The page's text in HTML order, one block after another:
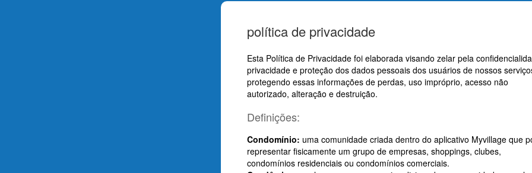
política de privacidade
Esta Política de Privacidade foi elaborada visando zelar pela
privacidade e proteção dos dados pessoais dos usuários de nossos
protegendo essas informações de perdas, uso impróprio, acesso não
autorizado, alteração e destruição.
Definições:
Condomínio: uma comunidade criada dentro do aplicativo Myvillage que
representar fisicamente um grupo de empresas, shoppings, clubes,
condomínios residenciais ou condomínios comerciais.